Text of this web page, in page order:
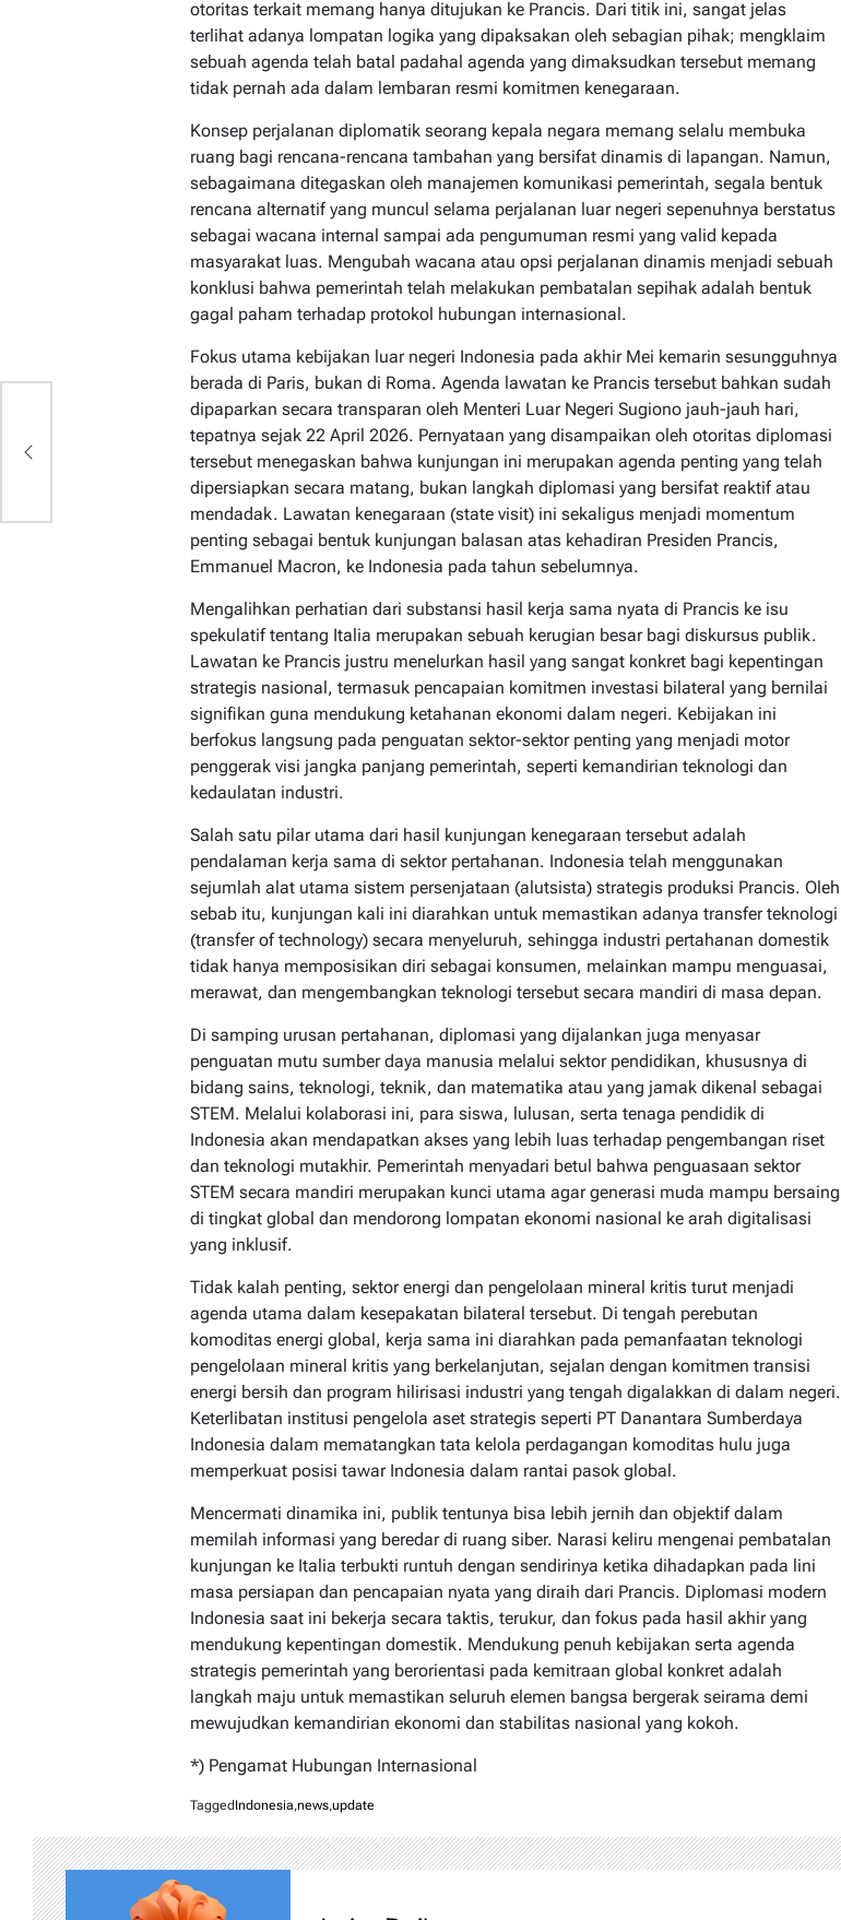
otoritas terkait memang hanya ditujukan ke Prancis. Dari titik ini, sangat jelas
terlihat adanya lompatan logika yang dipaksakan oleh sebagian pihak; mengklaim
sebuah agenda telah batal padahal agenda yang dimaksudkan tersebut memang
tidak pernah ada dalam lembaran resmi komitmen kenegaraan.
Konsep perjalanan diplomatik seorang kepala negara memang selalu membuka
ruang bagi rencana-rencana tambahan yang bersifat dinamis di lapangan. Namun,
sebagaimana ditegaskan oleh manajemen komunikasi pemerintah, segala bentuk
rencana alternatif yang muncul selama perjalanan luar negeri sepenuhnya berstatus
sebagai wacana internal sampai ada pengumuman resmi yang valid kepada
masyarakat luas. Mengubah wacana atau opsi perjalanan dinamis menjadi sebuah
konklusi bahwa pemerintah telah melakukan pembatalan sepihak adalah bentuk
gagal paham terhadap protokol hubungan internasional.
Fokus utama kebijakan luar negeri Indonesia pada akhir Mei kemarin sesungguhnya
berada di Paris, bukan di Roma. Agenda lawatan ke Prancis tersebut bahkan sudah
dipaparkan secara transparan oleh Menteri Luar Negeri Sugiono jauh-jauh hari,
tepatnya sejak 22 April 2026. Pernyataan yang disampaikan oleh otoritas diplomasi
tersebut menegaskan bahwa kunjungan ini merupakan agenda penting yang telah
dipersiapkan secara matang, bukan langkah diplomasi yang bersifat reaktif atau
mendadak. Lawatan kenegaraan (state visit) ini sekaligus menjadi momentum
penting sebagai bentuk kunjungan balasan atas kehadiran Presiden Prancis,
Emmanuel Macron, ke Indonesia pada tahun sebelumnya.
Mengalihkan perhatian dari substansi hasil kerja sama nyata di Prancis ke isu
spekulatif tentang Italia merupakan sebuah kerugian besar bagi diskursus publik.
Lawatan ke Prancis justru menelurkan hasil yang sangat konkret bagi kepentingan
strategis nasional, termasuk pencapaian komitmen investasi bilateral yang bernilai
signifikan guna mendukung ketahanan ekonomi dalam negeri. Kebijakan ini
berfokus langsung pada penguatan sektor-sektor penting yang menjadi motor
penggerak visi jangka panjang pemerintah, seperti kemandirian teknologi dan
kedaulatan industri.
Salah satu pilar utama dari hasil kunjungan kenegaraan tersebut adalah
pendalaman kerja sama di sektor pertahanan. Indonesia telah menggunakan
sejumlah alat utama sistem persenjataan (alutsista) strategis produksi Prancis. Oleh
sebab itu, kunjungan kali ini diarahkan untuk memastikan adanya transfer teknologi
(transfer of technology) secara menyeluruh, sehingga industri pertahanan domestik
tidak hanya memposisikan diri sebagai konsumen, melainkan mampu menguasai,
merawat, dan mengembangkan teknologi tersebut secara mandiri di masa depan.
Di samping urusan pertahanan, diplomasi yang dijalankan juga menyasar
penguatan mutu sumber daya manusia melalui sektor pendidikan, khususnya di
bidang sains, teknologi, teknik, dan matematika atau yang jamak dikenal sebagai
STEM. Melalui kolaborasi ini, para siswa, lulusan, serta tenaga pendidik di
Indonesia akan mendapatkan akses yang lebih luas terhadap pengembangan riset
dan teknologi mutakhir. Pemerintah menyadari betul bahwa penguasaan sektor
STEM secara mandiri merupakan kunci utama agar generasi muda mampu bersaing
di tingkat global dan mendorong lompatan ekonomi nasional ke arah digitalisasi
yang inklusif.
Tidak kalah penting, sektor energi dan pengelolaan mineral kritis turut menjadi
agenda utama dalam kesepakatan bilateral tersebut. Di tengah perebutan
komoditas energi global, kerja sama ini diarahkan pada pemanfaatan teknologi
pengelolaan mineral kritis yang berkelanjutan, sejalan dengan komitmen transisi
energi bersih dan program hilirisasi industri yang tengah digalakkan di dalam negeri.
Keterlibatan institusi pengelola aset strategis seperti PT Danantara Sumberdaya
Indonesia dalam mematangkan tata kelola perdagangan komoditas hulu juga
memperkuat posisi tawar Indonesia dalam rantai pasok global.
Mencermati dinamika ini, publik tentunya bisa lebih jernih dan objektif dalam
memilah informasi yang beredar di ruang siber. Narasi keliru mengenai pembatalan
kunjungan ke Italia terbukti runtuh dengan sendirinya ketika dihadapkan pada lini
masa persiapan dan pencapaian nyata yang diraih dari Prancis. Diplomasi modern
Indonesia saat ini bekerja secara taktis, terukur, dan fokus pada hasil akhir yang
mendukung kepentingan domestik. Mendukung penuh kebijakan serta agenda
strategis pemerintah yang berorientasi pada kemitraan global konkret adalah
langkah maju untuk memastikan seluruh elemen bangsa bergerak seirama demi
mewujudkan kemandirian ekonomi dan stabilitas nasional yang kokoh.
*) Pengamat Hubungan Internasional
Tagged Indonesia,news,update